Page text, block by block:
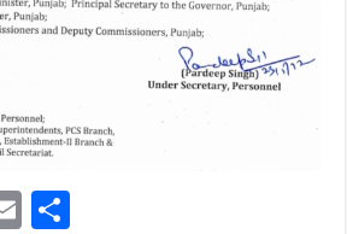
E